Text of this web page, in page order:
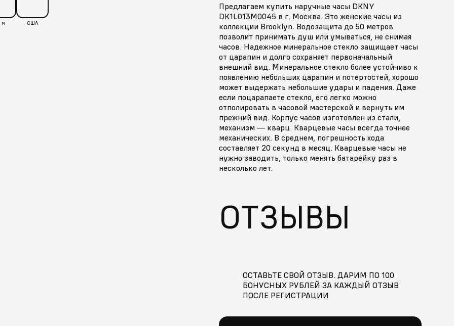
м США
Предлагаем купить наручные часы DKNY
DK1L013M0045 в г. Москва. Это женские часы из
коллекции Brooklyn. Водозащита до 50 метров
позволит принимать душ или умываться, не снимая
часов. Надежное минеральное стекло защищает часы
от царапин и долго сохраняет первоначальный
внешний вид. Минеральное стекло более устойчиво к
появлению небольших царапин и потертостей, хорошо
может выдержать небольшие удары и падения. Даже
если поцарапаете стекло, его легко можно
отполировать в часовой мастерской и вернуть им
прежний вид. Корпус часов изготовлен из стали,
механизм — кварц. Кварцевые часы всегда точнее
механических. В среднем, погрешность хода
составляет 20 секунд в месяц. Кварцевые часы не
нужно заводить, только менять батарейку раз в
несколько лет.
ОТЗЫВЫ
ОСТАВЬТЕ СВОЙ ОТЗЫВ. ДАРИМ ПО 100
БОНУСНЫХ РУБЛЕЙ ЗА КАЖДЫЙ ОТЗЫВ
ПОСЛЕ РЕГИСТРАЦИИ